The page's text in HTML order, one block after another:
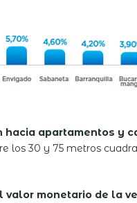
hacia apartamentos y
los 30 y 75 metros
valor monetario de la